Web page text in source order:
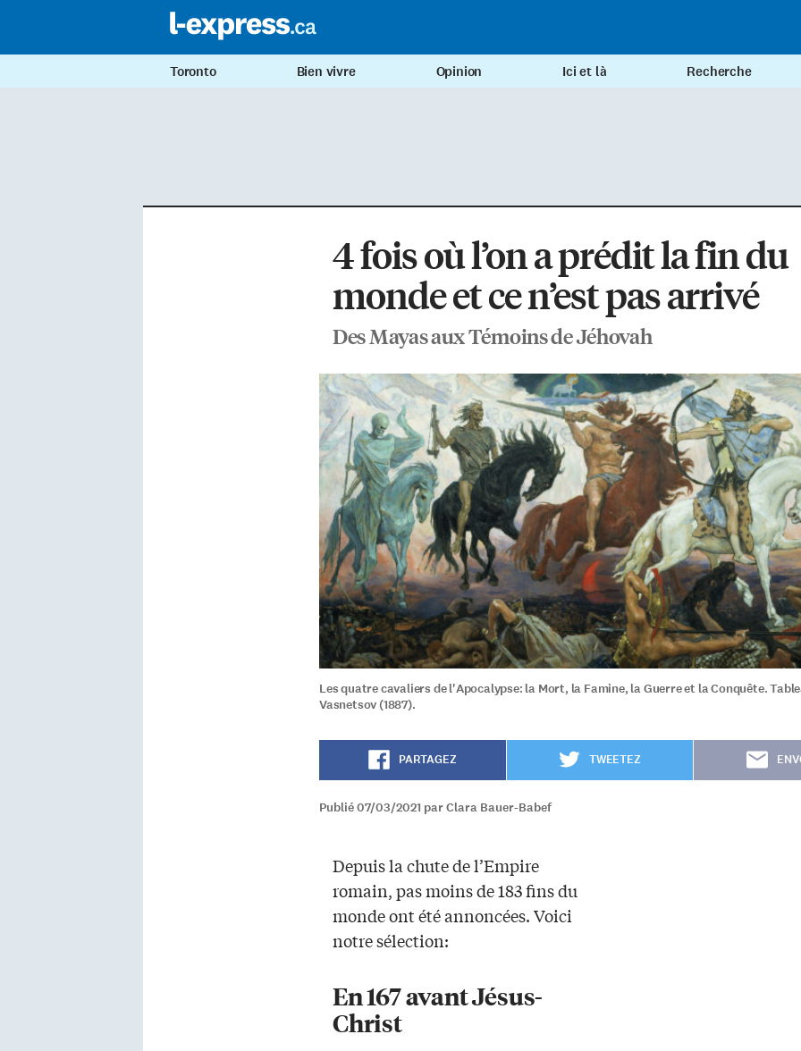
Toronto Bien vivre Opinion Ici et là Recherche
4 fois où l’on a prédit la fin du
monde et ce n’est pas arrivé
Des Mayas aux Témoins de Jéhovah
Les quatre cavaliers de l'Apocalypse: la Mort, la Famine, la Guerre et la Conquête.
Vasnetsov (1887).
PARTAGEZ TWEETEZ
Publié 07/03/2021 par Clara Bauer-Babef
Depuis la chute de l’Empire
romain, pas moins de 183 fins du
monde ont été annoncées. Voici
notre sélection:
En 167 avant Jésus-
Christ